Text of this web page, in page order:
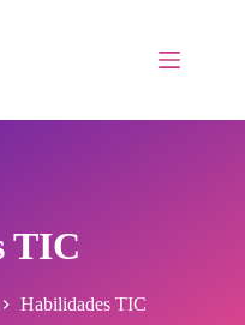
TIC
Habilidades TIC